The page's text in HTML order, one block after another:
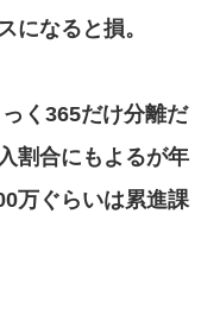
になると損。
く365だけ分離だ
割合にもよるが年
万ぐらいは累進課